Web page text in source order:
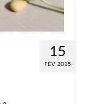
15
FÉV 2015